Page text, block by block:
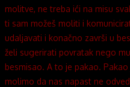
molitve, ne treba ići na misu
ti sam možeš moliti i
udaljavati i konačno završi u
želi sugerirati povratak nego
besmisao. A to je pakao.
molimo da nas napast ne